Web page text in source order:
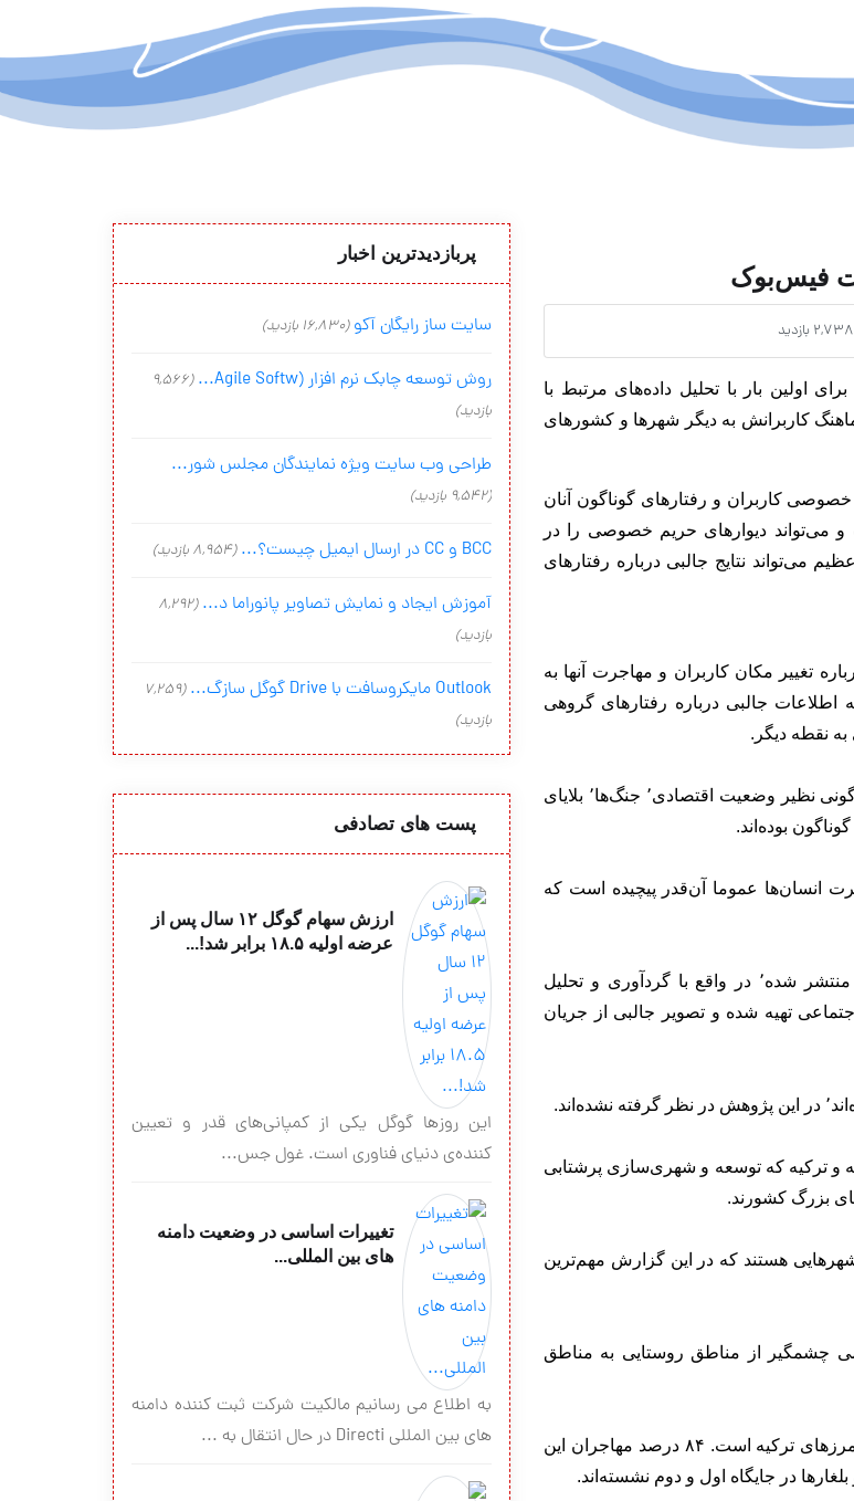
فیس‌بوک
اولین بار با تحلیل داده‌های مرتبط با
از جریان مهاجرت هماهنگ کاربرانش به دیگر شهرها و کشورهای
درباره زندگی خصوصی کاربران و رفتارهای گوناگون آنان
و می‌تواند دیوارهای حریم خصوصی را در
عظیم می‌تواند نتایج جالبی درباره رفتارهای
تغییر مکان کاربران و مهاجرت آنها به
که اطلاعات جالبی درباره رفتارهای گروهی
نقطه دیگر.
مهاجرت در مقیاس کلان٬ بخشی مهم از تاریخ بشر است که عوامل گوناگونی نظیر وضعیت اقتصادی٬ جنگ‌ها٬ بلایای
انسان‌ها عموما آن‌قدر پیچیده است که
این اطلاعات که به همراه جدول‌ها و نمودارهای گوناگون در فیس‌بوک منتشر شده٬ در واقع با گردآوری و تحلیل
تهیه شده و تصویر جالبی از جریان
که فیس‌بوک منتشر کرده٬ کشورهایی نظیر هند٬ نیجریه و ترکیه که توسعه و شهری‌سازی پرشتابی
هند٬ لاگوس در نیجریه و استانبول در ترکیه٬ از جمله شهرهایی هستند که در این گزارش مهم‌ترین
است که نشانگر هجومی چشمگیر از مناطق روستایی به مناطق
استانبول بعد از لاگوس٬ دومین مقصد بزرگ مهاجرانی از درون و بیرون مرزهای ترکیه است. ۸۴ درصد مهاجران این
پربازدیدترین اخبار
سایت ساز رایگان آکو (16,830 بازدید)
روش توسعه چابک نرم افزار (Agile Softw...
(9,566
بازدید)
طراحی وب سایت ویژه نمایندگان مجلس شور...
(9,542 بازدید)
BCC و CC در ارسال ایمیل چیست؟... (8,954 بازدید)
آموزش ایجاد و نمایش تصاویر پانوراما د... (8,292
بازدید)
Outlook مایکروسافت با Drive گوگل سازگ...
(7,259
بازدید)
پست های تصادفی
ارزش سهام گوگل ۱۲ سال پس از
عرضه اولیه ۱۸.۵ برابر شد!...
این روزها گوگل یکی از کمپانی‌های قدر و تعیین
کننده‌ی دنیای فناوری است. غول جس...
تغییرات اساسی در وضعیت دامنه
های بین المللی...
به اطلاع می رسانیم مالکیت شرکت ثبت کننده دامنه
های بین المللی Directi در حال انتقال به ...